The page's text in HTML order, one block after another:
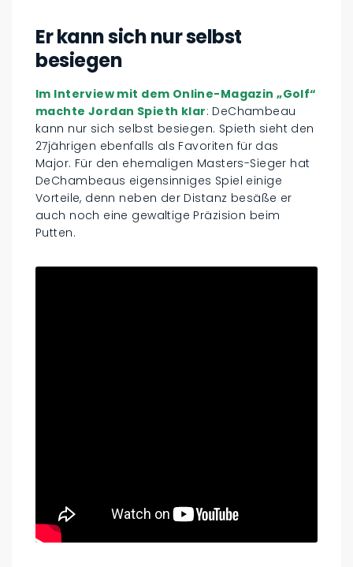
Er kann sich nur selbst
besiegen
Im Interview mit dem Online-Magazin „Golf“
machte Jordan Spieth klar: DeChambeau
kann nur sich selbst besiegen. Spieth sieht den
27jährigen ebenfalls als Favoriten für das
Major. Für den ehemaligen Masters-Sieger hat
DeChambeaus eigensinniges Spiel einige
Vorteile, denn neben der Distanz besäße er
auch noch eine gewaltige Präzision beim
Putten.